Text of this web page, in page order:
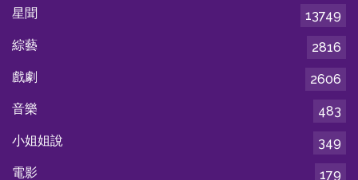
星聞
13749
綜藝
2816
戲劇
2606
音樂
483
小姐姐說
349
電影
179